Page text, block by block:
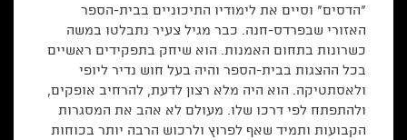
"הדסים" וסיים את לימודיו התיכוניים בבית-הספר
האזורי שבפרדס-חנה. כבר מגיל צעיר נתבלטו במשה
כשרונות בתחום האמנות. הוא שיחק בתפקידים ראשיים
בכל ההצגות בבית-הספר והיה בעל חוש נדיר ליופי
ולאסתטיקה. הוא היה מלא רצון לדעת, להרחיב אופקים,
ולהתפתח לפי דרכו שלו. מעולם לא אהב את המסגרות
הקבועות ותמיד שאף לפרוץ ולרכוש הרבה יותר בכוחות